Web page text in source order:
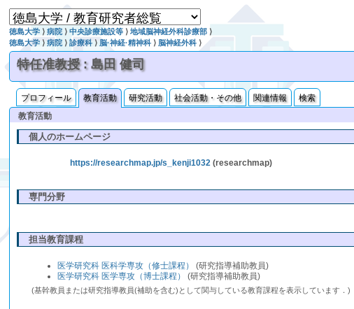
徳島大学 ⟩病院 ⟩中央診療施設等 ⟩地域脳神経外科診療部 ⟩
徳島大学 ⟩病院 ⟩診療科 ⟩ 脳·神経·精神科 ⟩ 脳神経外科 ⟩
特任准教授 : 島田 健司
プロフィール 教育活動 研究活動 社会活動・その他 関連情報
検索
教育活動
個人のホームページ
https://researchmap.jp/s_kenji1032 (researchmap)
専門分野
担当教育課程
医学研究科 医科学専攻（修士課程）
(研究指導補助教員)
医学研究科 医学専攻（博士課程）
(研究指導補助教員)
(基幹教員または研究指導教員(補助を含む)として関与している教育課程を表示しています．)